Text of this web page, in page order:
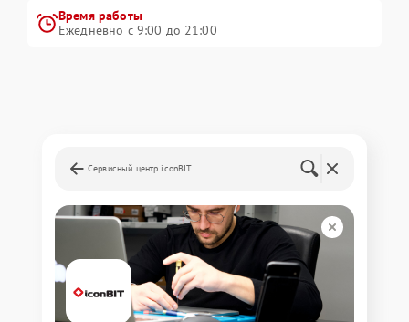
Время работы
Ежедневно с 9:00 до 21:00
Сервисный центр iconBIT